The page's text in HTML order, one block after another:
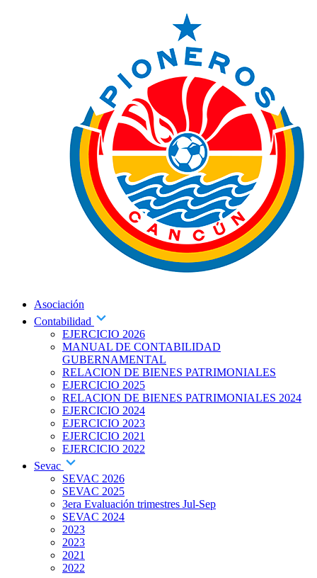
Asociación
Contabilidad
EJERCICIO 2026
MANUAL DE CONTABILIDAD
GUBERNAMENTAL
RELACION DE BIENES PATRIMONIALES
EJERCICIO 2025
RELACION DE BIENES PATRIMONIALES 2024
EJERCICIO 2024
EJERCICIO 2023
EJERCICIO 2021
EJERCICIO 2022
Sevac
SEVAC 2026
SEVAC 2025
3era Evaluación trimestres Jul-Sep
SEVAC 2024
2023
2023
2021
2022